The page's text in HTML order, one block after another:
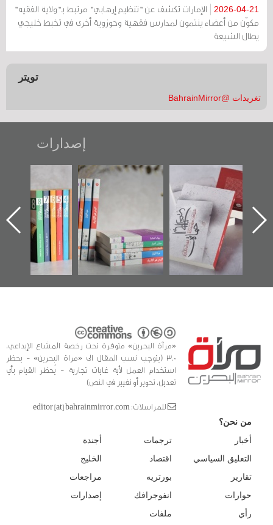
2026-04-21
الإمارات تكشف عن "تنظيم إرهابي" مرتبط بـ"ولاية الفقيه"
مكوّن من أعضاء ينتمون لمدارس فقهية وحوزوية أخرى في تخبط خليجي
يطال الشيعة
تويتر
تغريدات @BahrainMirror
إصدارات
"حماة الباب الأخير":
الإصدار الأول عن
اعتصام الدراز
وأحداث ساحة
الفداء لمركز أوال
للدراسات والتوثيق
تصنيف موضوعي
للوثائق البريطانية
يقدمه «مركز أوال»
في سلسلة من 5
كتب
تصدر حصاد
الساحات 2019
«مرآة البحرين» متوفرة تحت رخصة المشاع الإبداعي،
3.0 (يتوجب نسب المقال الى «مراة البحرين» - يحظر
استخدام العمل لأية غايات تجارية - يُحظر القيام بأي
تعديل، تحوير أو تغيير في النص)
للمراسلات: editor [at] bahrainmirror.com
من نحن؟
أخبار
التعليق السياسي
تقارير
حوارات
رأي
ترجمات
اقتصاد
بورتريه
انفوجرافك
ملفات
أجندة
الخليج
مراجعات
إصدارات